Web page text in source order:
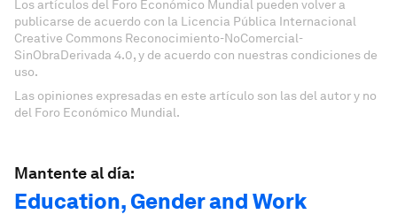
Los artículos del Foro Económico Mundial pueden volver a
publicarse de acuerdo con la Licencia Pública Internacional
Creative Commons Reconocimiento-NoComercial-
SinObraDerivada 4.0, y de acuerdo con nuestras condiciones de
uso.
Las opiniones expresadas en este artículo son las del autor y no
del Foro Económico Mundial.
Mantente al día:
Education, Gender and Work